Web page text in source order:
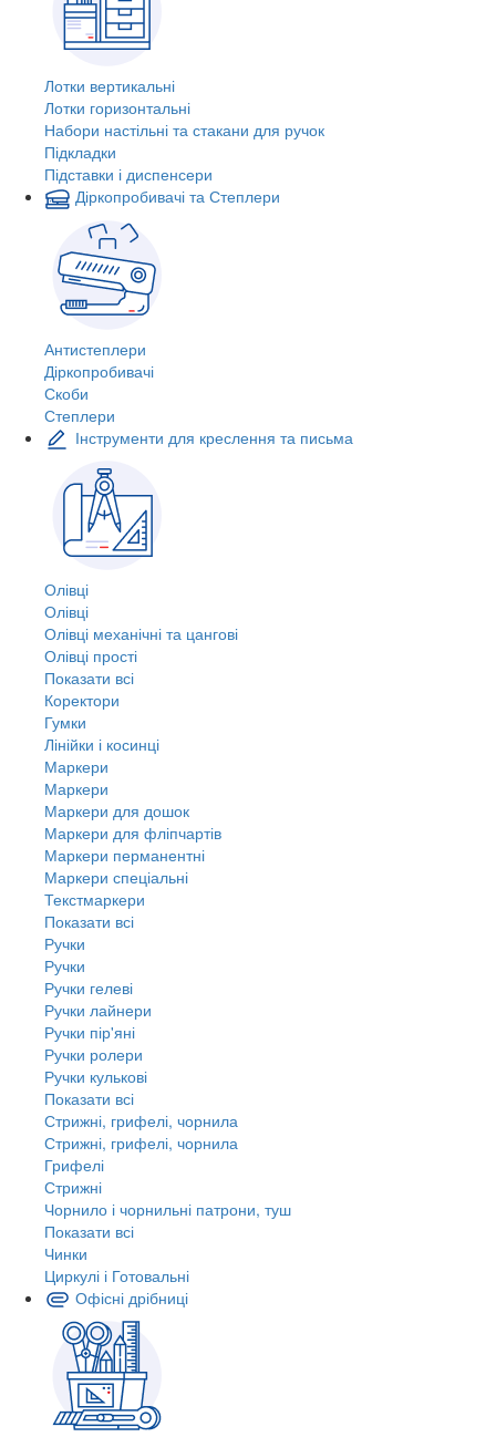
Лотки вертикальні
Лотки горизонтальні
Набори настільні та стакани для ручок
Підкладки
Підставки і диспенсери
Діркопробивачі та Степлери
Антистеплери
Діркопробивачі
Скоби
Степлери
Інструменти для креслення та письма
Олівці
Олівці
Олівці механічні та цангові
Олівці прості
Показати всі
Коректори
Гумки
Лінійки і косинці
Маркери
Маркери
Маркери для дошок
Маркери для фліпчартів
Маркери перманентні
Маркери спеціальні
Текстмаркери
Показати всі
Ручки
Ручки
Ручки гелеві
Ручки лайнери
Ручки пір'яні
Ручки ролери
Ручки кулькові
Показати всі
Стрижні, грифелі, чорнила
Стрижні, грифелі, чорнила
Грифелі
Стрижні
Чорнило і чорнильні патрони, туш
Показати всі
Чинки
Циркулі і Готовальні
Офісні дрібниці